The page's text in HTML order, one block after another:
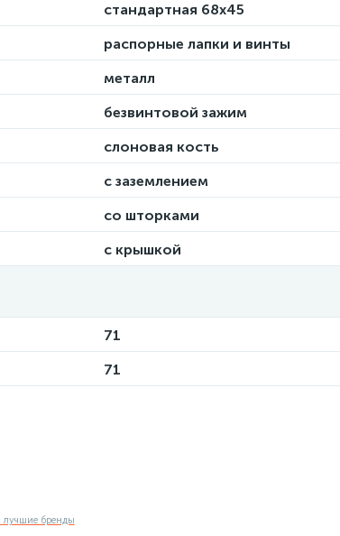
стандартная 68х45
распорные лапки и винты
металл
безвинтовой зажим
слоновая кость
с заземлением
со шторками
с крышкой
71
71